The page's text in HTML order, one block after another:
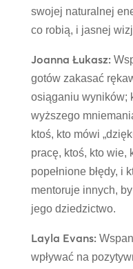
swojej naturalnej
co robią, i jasnej
Joanna Łukasz:
gotów zakasać
osiąganiu wyników;
wyższego
ktoś, kto mówi
pracę, ktoś, kto wie,
popełnione błędy, i
mentoruje innych,
jego dziedzictwo.
Layla Evans:
wpływać na